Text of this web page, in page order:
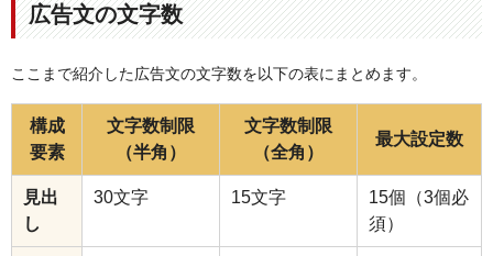
広告文の文字数
ここまで紹介した広告文の文字数を以下の表にまとめます。
構成
要素
文字数制限
（半角）
文字数制限
（全角）
最大設定数
見出
し
30文字 15文字
15個（3個必
須）